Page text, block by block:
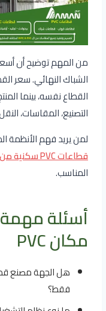
من المهم توضيح أن
الشباك النهائي. سعر
القطاع نفسه، بينما
التصنيع، المقاسات،
لمن يريد فهم الأنظمة
قطاعات PVC سكنية من الشقة للمشروع
المناسب.
أسئلة
مكان PVC
هل الجهة مصنع
فقط؟